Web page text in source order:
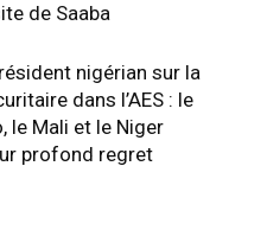
de Saaba
nigérian sur la
dans l’AES : le
le Mali et le Niger
profond regret